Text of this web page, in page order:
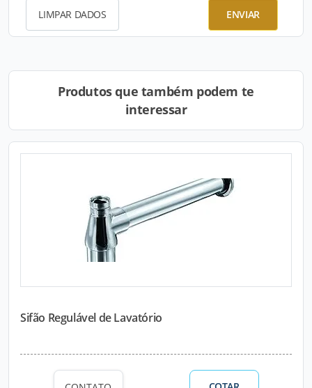
LIMPAR DADOS ENVIAR
Produtos que também podem te
interessar
Sifão Regulável de Lavatório